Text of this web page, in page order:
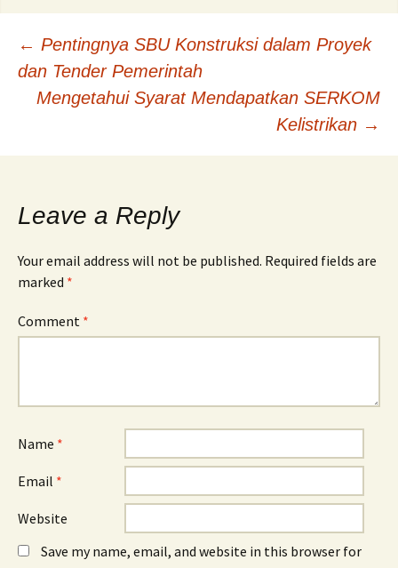
Post
navigation
← Pentingnya SBU Konstruksi dalam Proyek
dan Tender Pemerintah
Mengetahui Syarat Mendapatkan SERKOM
Kelistrikan →
Leave a Reply
Your email address will not be published. Required fields are
marked *
Comment *
Name *
Email *
Website
Save my name, email, and website in this browser for